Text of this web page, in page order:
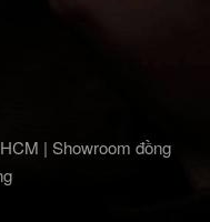
| Showroom đồng